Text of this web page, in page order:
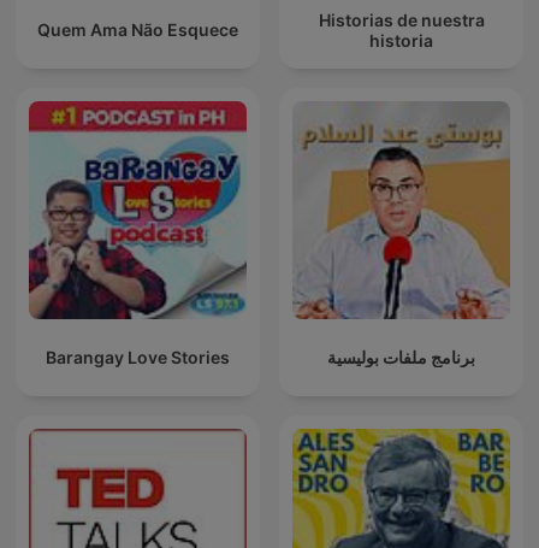
Quem Ama Não Esquece
Historias de nuestra
historia
Barangay Love Stories برنامج ملفات بوليسية